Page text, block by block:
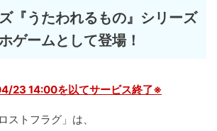
『うたわれるもの』シリーズ
ゲームとして登場！
23 14:00を以てサービス終了※
ストフラグ」は、